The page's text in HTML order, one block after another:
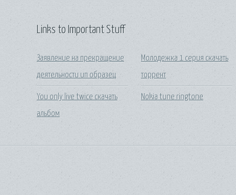
Links to Important Stuff
Заявление на прекращение
деятельности ип образец
You only live twice скачать
альбом
Молодежка 1 серия скачать
торрент
Nokia tune ringtone